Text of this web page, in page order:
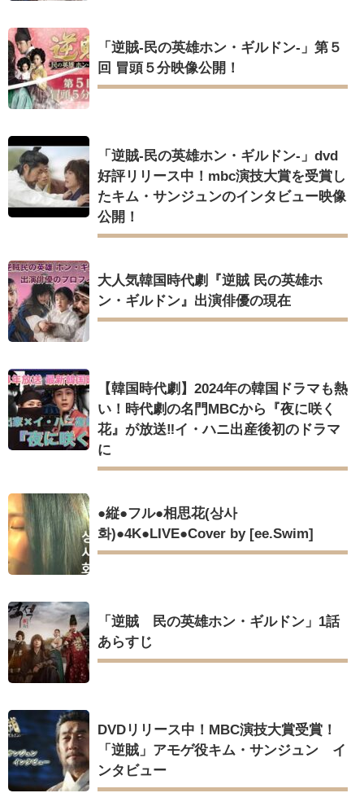
「逆賊-民の英雄ホン・ギルドン-」第５
回 冒頭５分映像公開！
「逆賊-民の英雄ホン・ギルドン-」dvd
好評リリース中！mbc演技大賞を受賞し
たキム・サンジュンのインタビュー映像
公開！
大人気韓国時代劇『逆賊 民の英雄ホ
ン・ギルドン』出演俳優の現在
【韓国時代劇】2024年の韓国ドラマも熱
い！時代劇の名門MBCから『夜に咲く
花』が放送‼イ・ハニ出産後初のドラマ
に
●縦●フル●相思花(상사
화)●4K●LIVE●Cover by [ee.Swim]
「逆賊 民の英雄ホン・ギルドン」1話
あらすじ
DVDリリース中！MBC演技大賞受賞！
「逆賊」アモゲ役キム・サンジュン イ
ンタビュー